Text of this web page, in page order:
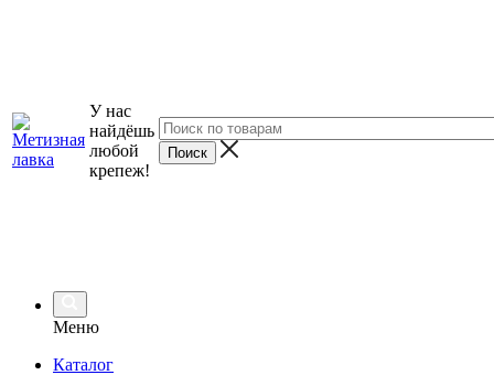
У нас
найдёшь
любой
крепеж!
Меню
Каталог